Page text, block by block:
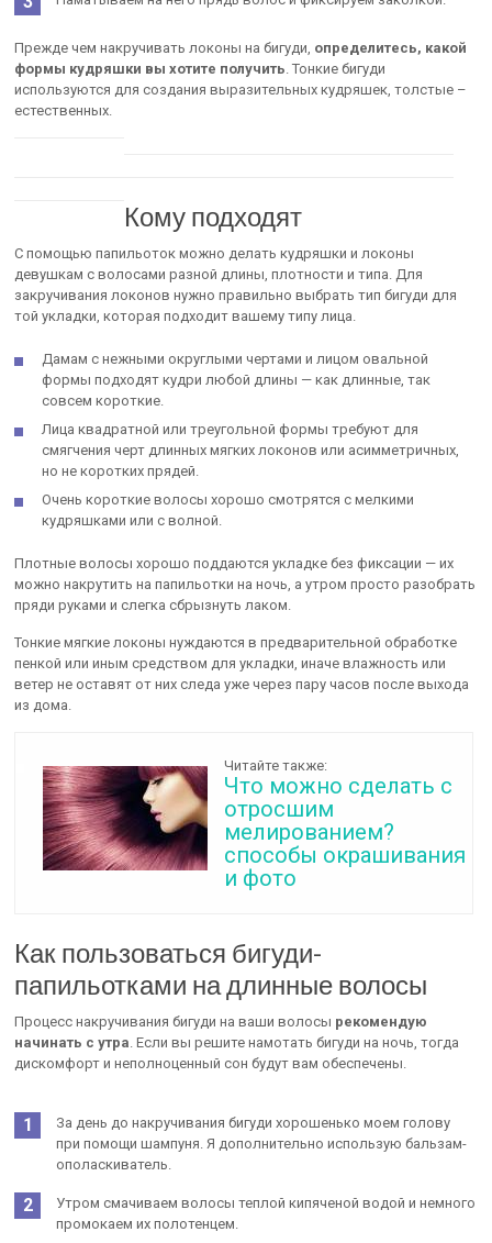
Прежде чем накручивать локоны на бигуди, определитесь, какой
формы кудряшки вы хотите получить. Тонкие бигуди
используются для создания выразительных кудряшек, толстые –
естественных.
Кому подходят
С помощью папильоток можно делать кудряшки и локоны
девушкам с волосами разной длины, плотности и типа. Для
закручивания локонов нужно правильно выбрать тип бигуди для
той укладки, которая подходит вашему типу лица.
Дамам с нежными округлыми чертами и лицом овальной
формы подходят кудри любой длины — как длинные, так
совсем короткие.
Лица квадратной или треугольной формы требуют для
смягчения черт длинных мягких локонов или асимметричных,
но не коротких прядей.
Очень короткие волосы хорошо смотрятся с мелкими
кудряшками или с волной.
Плотные волосы хорошо поддаются укладке без фиксации — их
можно накрутить на папильотки на ночь, а утром просто разобрать
пряди руками и слегка сбрызнуть лаком.
Тонкие мягкие локоны нуждаются в предварительной обработке
пенкой или иным средством для укладки, иначе влажность или
ветер не оставят от них следа уже через пару часов после выхода
из дома.
Читайте также:
Что можно сделать с
отросшим
мелированием?
способы окрашивания
и фото
Как пользоваться бигуди-
папильотками на длинные волосы
Процесс накручивания бигуди на ваши волосы рекомендую
начинать с утра. Если вы решите намотать бигуди на ночь, тогда
дискомфорт и неполноценный сон будут вам обеспечены.
За день до накручивания бигуди хорошенько моем голову
при помощи шампуня. Я дополнительно использую бальзам-
ополаскиватель.
Утром смачиваем волосы теплой кипяченой водой и немного
промокаем их полотенцем.